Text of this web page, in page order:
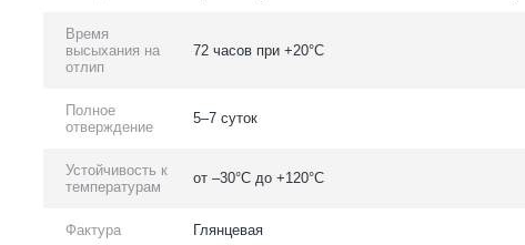
Время
высыхания на
отлип
72 часов при +20°C
Полное
отверждение
5–7 суток
Устойчивость к
температурам
от –30°C до +120°C
Фактура Глянцевая